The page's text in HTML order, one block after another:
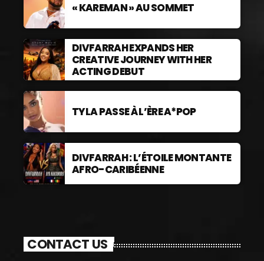
« KAREMAN » AU SOMMET
DIVFARRAH EXPANDS HER
CREATIVE JOURNEY WITH HER
ACTING DEBUT
TYLA PASSE À L’ÈRE A*POP
DIVFARRAH : L’ÉTOILE MONTANTE
AFRO-CARIBÉENNE
CONTACT US